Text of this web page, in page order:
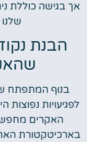
אך בגישה כוללת
הבנת
בנוף המתפתח
לפגיעויות
האקרים